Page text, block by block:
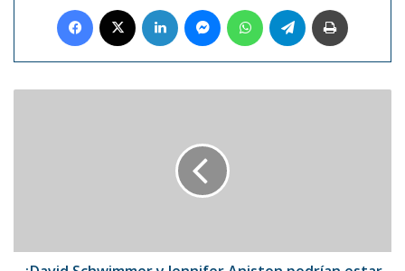
Facebook LinkedIn MessengerWhatsAppTelegram
como